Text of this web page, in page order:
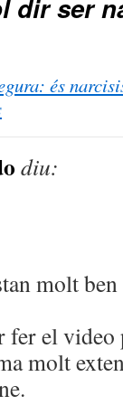
dir ser
és
diu:
molt
fer el video
molt